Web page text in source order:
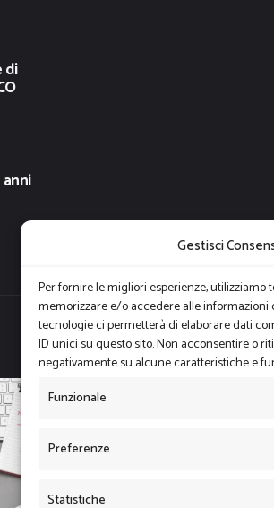
Gestisci
Per fornire le migliori esperienze, utilizziamo
memorizzare e/o accedere alle informazioni
tecnologie ci permetterà di elaborare dati
ID unici su questo sito. Non acconsentire o
negativamente su alcune caratteristiche e
Funzionale
Preferenze
Statistiche
di